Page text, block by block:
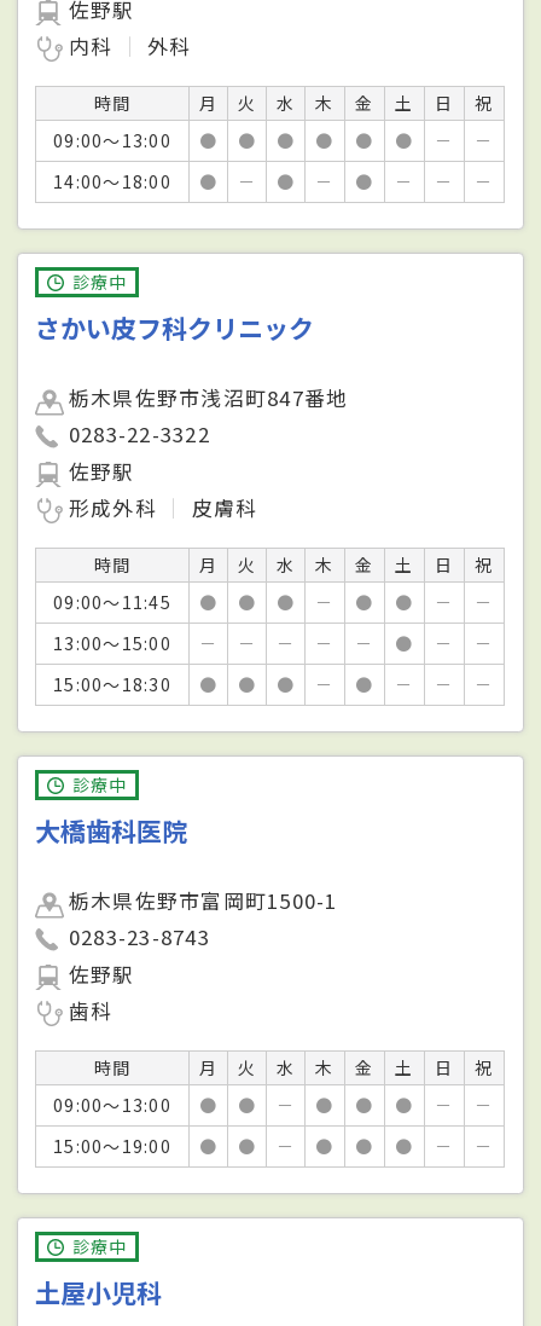
佐野駅
内科
外科
時間 月 火 水 木 金 土 日
祝
09:00～13:00
● ● ● ● ● ● －
－
14:00～18:00
● － ● － ● － － －
診療中
さかい皮フ科クリニック
栃木県佐野市浅沼町847番地
0283-22-3322
佐野駅
形成外科
皮膚科
時間 月 火 水 木 金 土 日
祝
09:00～11:45
● ● ● － ● ● －
－
13:00～15:00
－ － － － － ● －
－
15:00～18:30
● ● ● － ● － － －
診療中
大橋歯科医院
栃木県佐野市富岡町1500-1
0283-23-8743
佐野駅
歯科
時間 月 火 水 木 金 土 日
祝
09:00～13:00
● ● － ● ● ● －
－
15:00～19:00
● ● － ● ● ● － －
診療中
土屋小児科